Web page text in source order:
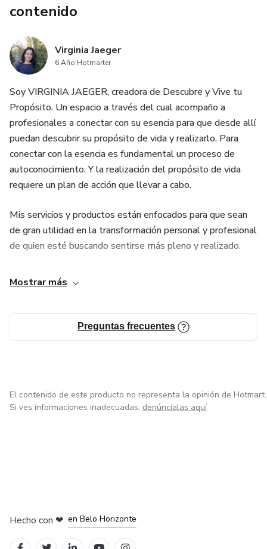
contenido
Virginia Jaeger
6 Año Hotmarter
Soy VIRGINIA JAEGER, creadora de Descubre y Vive tu
Propósito. Un espacio a través del cual acompaño a
profesionales a conectar con su esencia para que desde allí
puedan descubrir su propósito de vida y realizarlo. Para
conectar con la esencia es fundamental un proceso de
autoconocimiento. Y la realización del propósito de vida
requiere un plan de acción que llevar a cabo.
Mis servicios y productos están enfocados para que sean
de gran utilidad en la transformación personal y profesional
de quien esté buscando sentirse más pleno y realizado.
Mostrar más
Preguntas frecuentes
El contenido de este producto no representa la opinión de Hotmart.
Si ves informaciones inadecuadas, denúncialas aquí
Hecho con ❤ en Belo Horizonte